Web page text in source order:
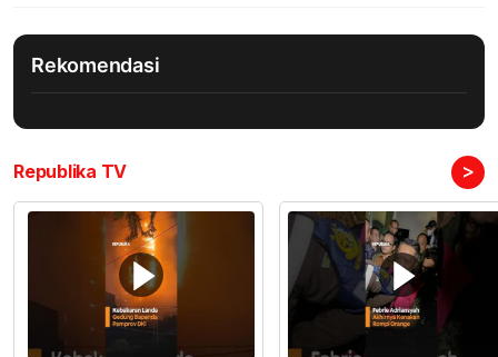
Rekomendasi
Republika TV >